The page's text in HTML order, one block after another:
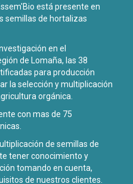
está presente en
semillas de hortalizas
en el
de Lomaña, las 38
para producción
la selección y multiplicación
orgánica.
con mas de 75
de semillas de
tener conocimiento y
tomando en cuenta,
de nuestros clientes.